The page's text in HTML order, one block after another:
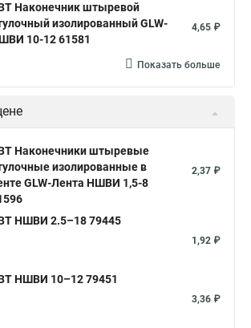
Наконечник штыревой
изолированный GLW-
10-12 61581
4,65 ₽
Показать больше
Наконечники штыревые
изолированные в
GLW-Лента НШВИ 1,5-8
2,37 ₽
НШВИ 2.5–18 79445
1,92 ₽
НШВИ 10–12 79451
3,36 ₽